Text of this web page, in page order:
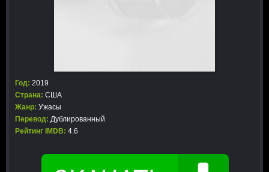
Год: 2019
Страна: США
Жанр: Ужасы
Перевод: Дублированный
Рейтинг IMDB: 4.6